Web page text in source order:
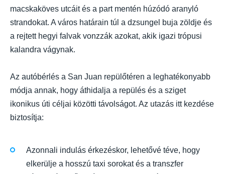
macskaköves utcáit és a part mentén húzódó aranyló
strandokat. A város határain túl a dzsungel buja zöldje és
a rejtett hegyi falvak vonzzák azokat, akik igazi trópusi
kalandra vágynak.
Az autóbérlés a San Juan repülőtéren a leghatékonyabb
módja annak, hogy áthidalja a repülés és a sziget
ikonikus úti céljai közötti távolságot. Az utazás itt kezdése
biztosítja:
Azonnali indulás érkezéskor, lehetővé téve, hogy
elkerülje a hosszú taxi sorokat és a transzfer